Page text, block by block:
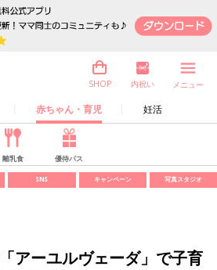
赤ちゃん・育児 妊活
SHOP 内祝い メニュー
離乳食 優待パス
SNS キャンペーン 写真スタジオ
アーユルヴェーダ」で子育